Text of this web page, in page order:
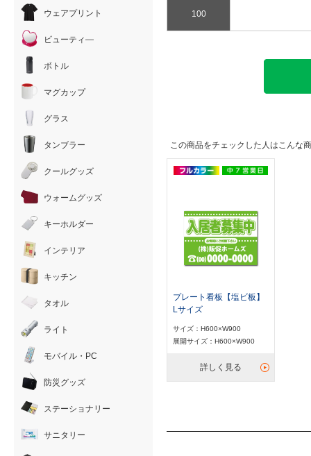
100
この商品をチェックした人はこんな
プレート看板【塩ビ板】
Lサイズ
サイズ：H600×W900
展開サイズ：H600×W900
詳しく見る
ウェアプリント
ビューティ―
ボトル
マグカップ
グラス
タンブラー
クールグッズ
ウォームグッズ
キーホルダー
インテリア
キッチン
タオル
ライト
モバイル・PC
防災グッズ
ステーショナリー
サニタリー